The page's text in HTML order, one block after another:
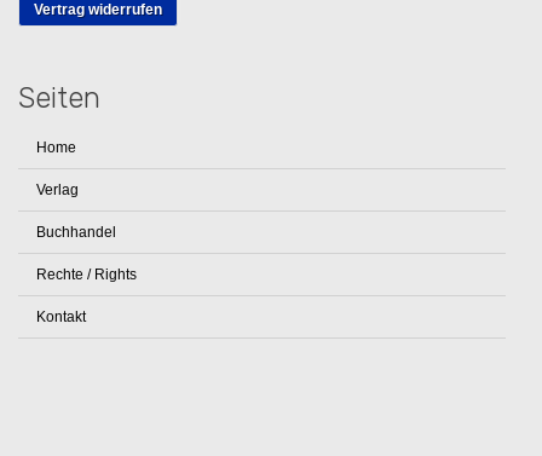
Vertrag widerrufen
Seiten
Home
Verlag
Buchhandel
Rechte / Rights
Kontakt